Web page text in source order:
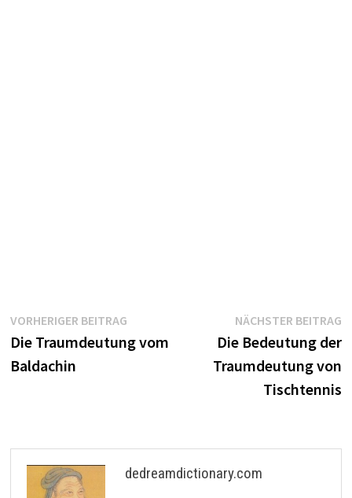
Beitragsnavigation
VORHERIGER BEITRAGVorheriger
Beitrag:
Die Traumdeutung vom
Baldachin
NÄCHSTER BEITRAG
Die Bedeutung der
Traumdeutung von
Tischtennis
dedreamdictionary.com